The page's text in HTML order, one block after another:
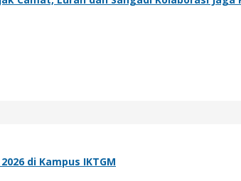
di Kampus IKTGM